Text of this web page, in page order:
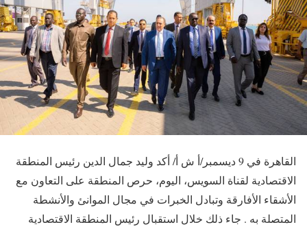
القاهرة في 9 ديسمبر/أ ش أ/ أكد وليد جمال الدين رئيس المنطقة
الاقتصادية لقناة السويس، اليوم، حرص المنطقة على التعاون مع
الأشقاء الأفارقة وتبادل الخبرات في مجال الموانئ والأنشطة
المتصلة به . جاء ذلك خلال استقبال رئيس المنطقة الاقتصادية